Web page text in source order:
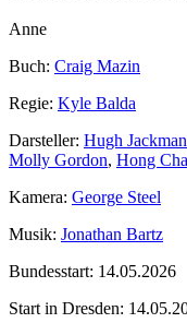
Anne
Buch: Craig Mazin
Regie: Kyle Balda
Darsteller: Hugh Jackman
Molly Gordon, Hong
Kamera: George Steel
Musik: Jonathan Bartz
Bundesstart: 14.05.2026
Start in Dresden: